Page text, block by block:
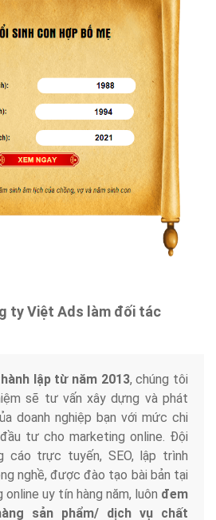
ty Việt Ads làm đối tác
lập từ năm 2013, chúng tôi
sẽ tư vấn xây dựng và phát
doanh nghiệp bạn với mức chi
tư cho marketing online. Đội
cáo trực tuyến, SEO, lập trình
nghề, được đào tạo bài bản tại
uy tín hàng năm, luôn đem
sản phẩm/ dịch vụ chất